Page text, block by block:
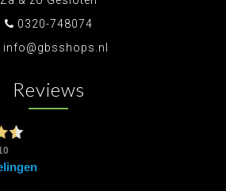
0320-748074
info@gbsshops.nl
Reviews